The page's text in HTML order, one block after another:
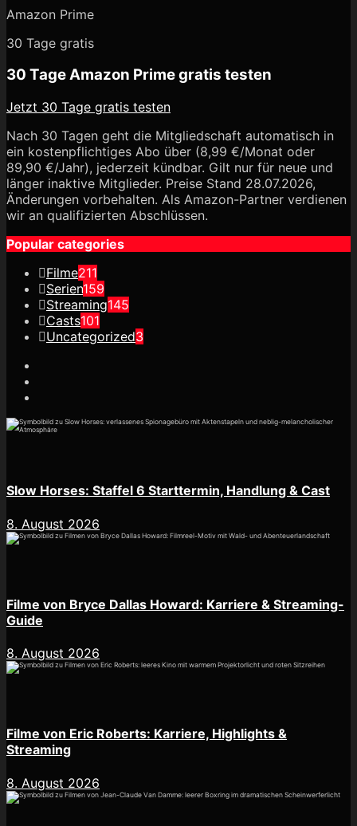
Amazon Prime
30 Tage gratis
30 Tage Amazon Prime gratis testen
Jetzt 30 Tage gratis testen
Nach 30 Tagen geht die Mitgliedschaft automatisch in
ein kostenpflichtiges Abo über (8,99 €/Monat oder
89,90 €/Jahr), jederzeit kündbar. Gilt nur für neue und
länger inaktive Mitglieder. Preise Stand 28.07.2026,
Änderungen vorbehalten. Als Amazon-Partner verdienen
wir an qualifizierten Abschlüssen.
Popular categories
Filme211
Serien159
Streaming145
Casts101
Uncategorized3
Slow Horses: Staffel 6 Starttermin, Handlung & Cast
8. August 2026
Filme von Bryce Dallas Howard: Karriere & Streaming-
Guide
8. August 2026
Filme von Eric Roberts: Karriere, Highlights &
Streaming
8. August 2026